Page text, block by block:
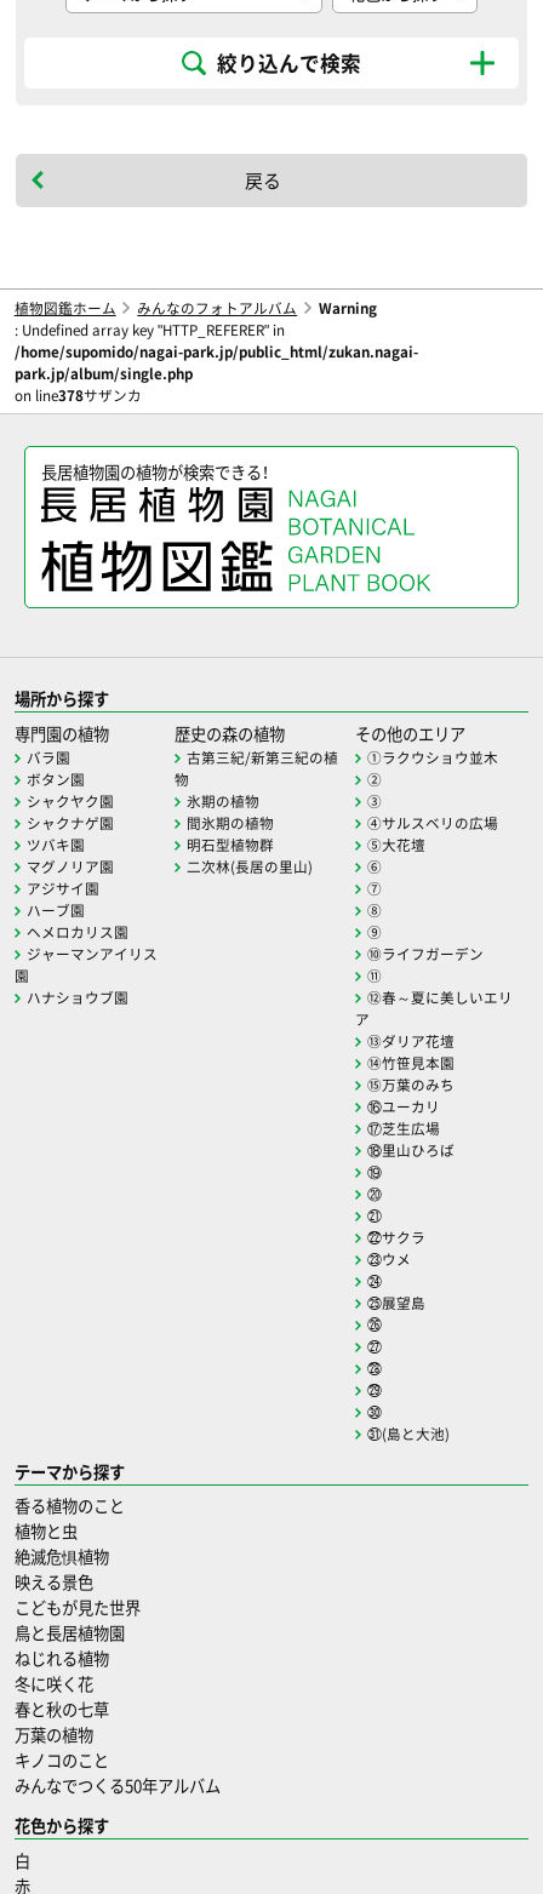
絞り込んで検索
戻る
植物図鑑ホーム みんなのフォトアルバム
Warning
: Undefined array key "HTTP_REFERER" in
/home/supomido/nagai-park.jp/public_html/zukan.nagai-
park.jp/album/single.php
on line378サザンカ
長居植物園の植物が検索できる！
場所から探す
専門園の植物
バラ園
ボタン園
シャクヤク園
シャクナゲ園
ツバキ園
マグノリア園
アジサイ園
ハーブ園
ヘメロカリス園
ジャーマンアイリス
園
ハナショウブ園
歴史の森の植物
古第三紀/新第三紀の植
物
氷期の植物
間氷期の植物
明石型植物群
二次林(長居の里山)
その他のエリア
①ラクウショウ並木
②
③
④サルスベリの広場
⑤大花壇
⑥
⑦
⑧
⑨
⑩ライフガーデン
⑪
⑫春～夏に美しいエリ
ア
⑬ダリア花壇
⑭竹笹見本園
⑮万葉のみち
⑯ユーカリ
⑰芝生広場
⑱里山ひろば
⑲
⑳
㉑
㉒サクラ
㉓ウメ
㉔
㉕展望島
㉖
㉗
㉘
㉙
㉚
㉛(島と大池)
テーマから探す
香る植物のこと
植物と虫
絶滅危惧植物
映える景色
こどもが見た世界
鳥と長居植物園
ねじれる植物
冬に咲く花
春と秋の七草
万葉の植物
キノコのこと
みんなでつくる50年アルバム
花色から探す
白
赤